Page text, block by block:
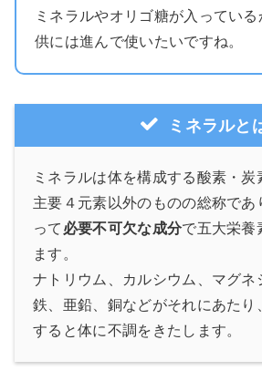
ミネラルやオリゴ糖が入っている
供には進んで使いたいですね。
ミネラルと
ミネラルは体を構成する酸素・
主要４元素以外のものの総称であ
って 必要不可欠な成分で五大栄養
ます。
ナトリウム、カルシウム、マグネ
鉄、亜鉛、銅などがそれにあたり
すると体に不調をきたします。